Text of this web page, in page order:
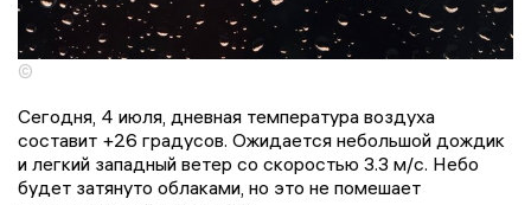
©
Сегодня, 4 июля, дневная температура воздуха
составит +26 градусов. Ожидается небольшой дождик
и легкий западный ветер со скоростью 3.3 м/с. Небо
будет затянуто облаками, но это не помешает